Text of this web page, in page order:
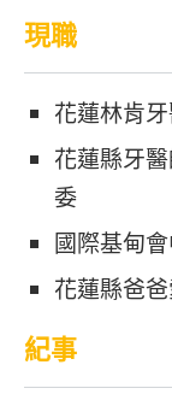
現職
花蓮林肯
花蓮縣牙
委
國際基甸
花蓮縣爸
紀事